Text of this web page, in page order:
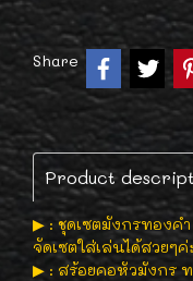
Share
Product
▶ : ชุดเซตมังกรทองค
จัดเซตใส่เล่นได้สวยๆค่
▶ : สร้อยคอหัวมังกร